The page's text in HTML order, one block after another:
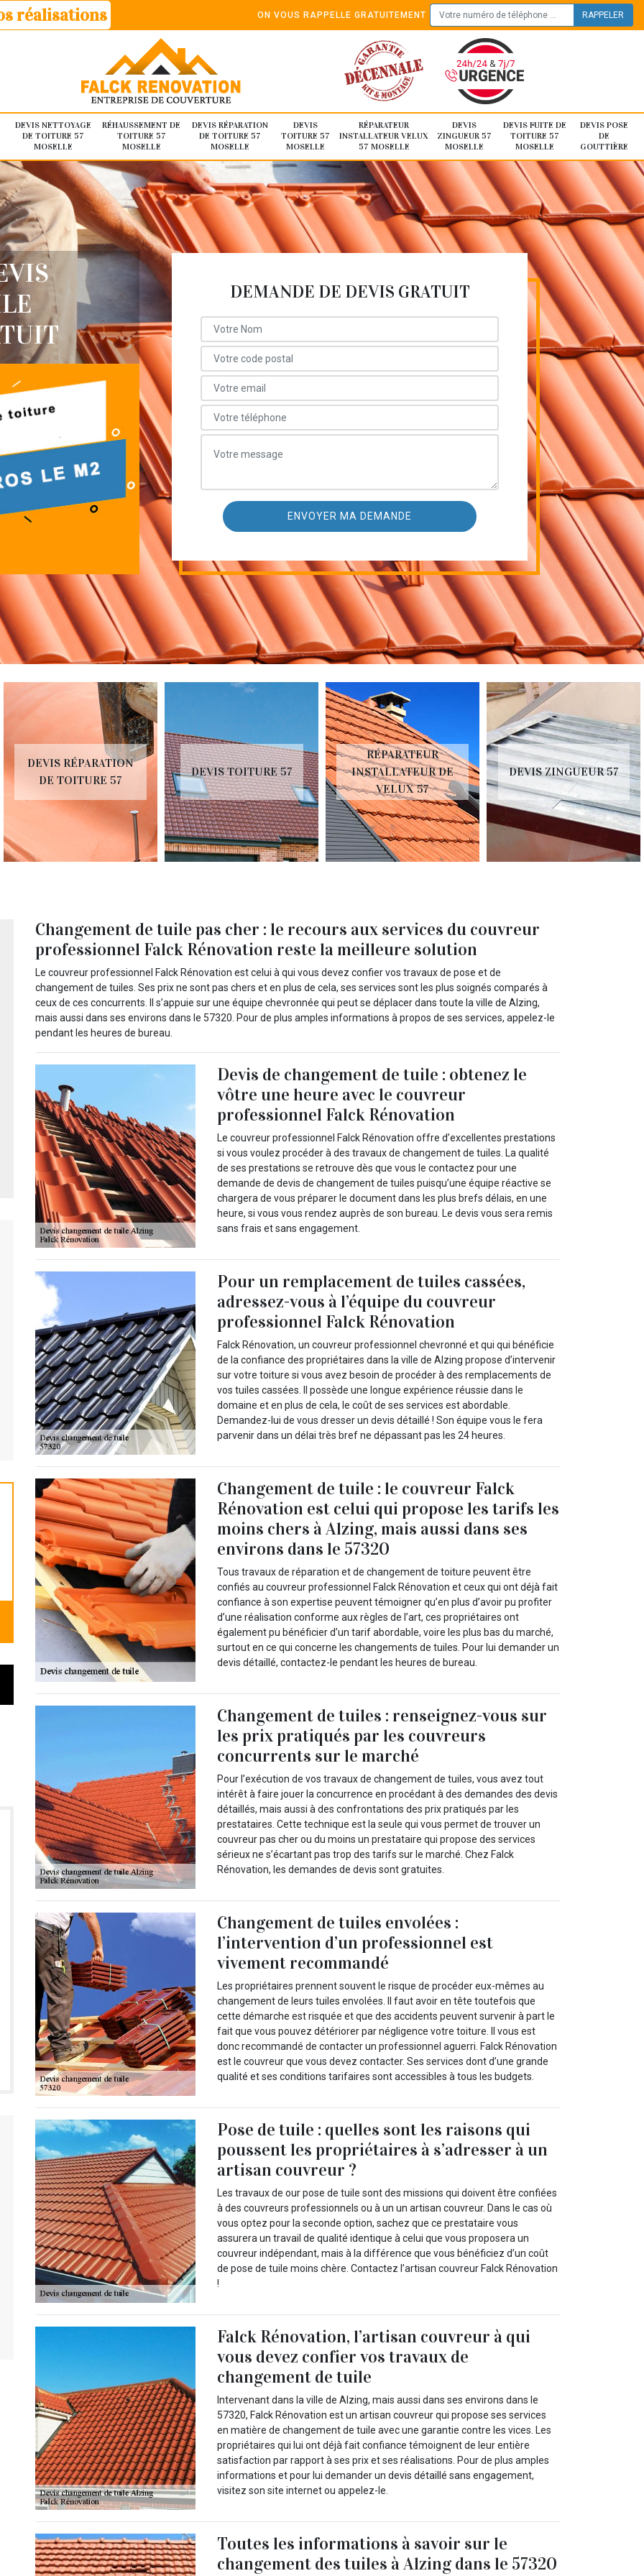
réalisations ON VOUS RAPPELLE GRATUITEMENT
DEVIS NETTOYAGE
DE TOITURE 57
MOSELLE
RÉHAUSSEMENT DE
TOITURE 57
MOSELLE
DEVIS RÉPARATION
DE TOITURE 57
MOSELLE
DEVIS
TOITURE 57
MOSELLE
RÉPARATEUR
INSTALLATEUR VELUX
57 MOSELLE
DEVIS
ZINGUEUR 57
MOSELLE
DEVIS FUITE DE
TOITURE 57
MOSELLE
DEVIS POSE
DE
GOUTTIÈRE
DEMANDE DE DEVIS GRATUIT
57
DEVIS TOITURE 57
RÉPARATEUR
INSTALLATEUR DE
VELUX 57
DEVIS ZINGUEUR 57
Changement de tuile pas cher : le recours aux services du couvreur
professionnel Falck Rénovation reste la meilleure solution
Le couvreur professionnel Falck Rénovation est celui à qui vous devez confier vos travaux de pose et de
changement de tuiles. Ses prix ne sont pas chers et en plus de cela, ses services sont les plus soignés comparés à
ceux de ces concurrents. Il s’appuie sur une équipe chevronnée qui peut se déplacer dans toute la ville de Alzing,
mais aussi dans ses environs dans le 57320. Pour de plus amples informations à propos de ses services, appelez-le
pendant les heures de bureau.
Devis de changement de tuile : obtenez le
vôtre une heure avec le couvreur
professionnel Falck Rénovation
Le couvreur professionnel Falck Rénovation offre d’excellentes prestations
si vous voulez procéder à des travaux de changement de tuiles. La qualité
de ses prestations se retrouve dès que vous le contactez pour une
demande de devis de changement de tuiles puisqu’une équipe réactive se
chargera de vous préparer le document dans les plus brefs délais, en une
heure, si vous vous rendez auprès de son bureau. Le devis vous sera remis
sans frais et sans engagement.
Pour un remplacement de tuiles cassées,
adressez-vous à l’équipe du couvreur
professionnel Falck Rénovation
Falck Rénovation, un couvreur professionnel chevronné et qui qui bénéficie
de la confiance des propriétaires dans la ville de Alzing propose d’intervenir
sur votre toiture si vous avez besoin de procéder à des remplacements de
vos tuiles cassées. Il possède une longue expérience réussie dans le
domaine et en plus de cela, le coût de ses services est abordable.
Demandez-lui de vous dresser un devis détaillé ! Son équipe vous le fera
parvenir dans un délai très bref ne dépassant pas les 24 heures.
Changement de tuile : le couvreur Falck
Rénovation est celui qui propose les tarifs les
moins chers à Alzing, mais aussi dans ses
environs dans le 57320
Tous travaux de réparation et de changement de toiture peuvent être
confiés au couvreur professionnel Falck Rénovation et ceux qui ont déjà fait
confiance à son expertise peuvent témoigner qu’en plus d’avoir pu profiter
d’une réalisation conforme aux règles de l’art, ces propriétaires ont
également pu bénéficier d’un tarif abordable, voire les plus bas du marché,
surtout en ce qui concerne les changements de tuiles. Pour lui demander un
devis détaillé, contactez-le pendant les heures de bureau.
Changement de tuiles : renseignez-vous sur
les prix pratiqués par les couvreurs
concurrents sur le marché
Pour l’exécution de vos travaux de changement de tuiles, vous avez tout
intérêt à faire jouer la concurrence en procédant à des demandes des devis
détaillés, mais aussi à des confrontations des prix pratiqués par les
prestataires. Cette technique est la seule qui vous permet de trouver un
couvreur pas cher ou du moins un prestataire qui propose des services
sérieux ne s’écartant pas trop des tarifs sur le marché. Chez Falck
Rénovation, les demandes de devis sont gratuites.
Changement de tuiles envolées :
l’intervention d’un professionnel est
vivement recommandé
Les propriétaires prennent souvent le risque de procéder eux-mêmes au
changement de leurs tuiles envolées. Il faut avoir en tête toutefois que
cette démarche est risquée et que des accidents peuvent survenir à part le
fait que vous pouvez détériorer par négligence votre toiture. Il vous est
donc recommandé de contacter un professionnel aguerri. Falck Rénovation
est le couvreur que vous devez contacter. Ses services dont d’une grande
qualité et ses conditions tarifaires sont accessibles à tous les budgets.
Pose de tuile : quelles sont les raisons qui
poussent les propriétaires à s’adresser à un
artisan couvreur ?
Les travaux de our pose de tuile sont des missions qui doivent être confiées
à des couvreurs professionnels ou à un un artisan couvreur. Dans le cas où
vous optez pour la seconde option, sachez que ce prestataire vous
assurera un travail de qualité identique à celui que vous proposera un
couvreur indépendant, mais à la différence que vous bénéficiez d’un coût
de pose de tuile moins chère. Contactez l’artisan couvreur Falck Rénovation
!
Falck Rénovation, l’artisan couvreur à qui
vous devez confier vos travaux de
changement de tuile
Intervenant dans la ville de Alzing, mais aussi dans ses environs dans le
57320, Falck Rénovation est un artisan couvreur qui propose ses services
en matière de changement de tuile avec une garantie contre les vices. Les
propriétaires qui lui ont déjà fait confiance témoignent de leur entière
satisfaction par rapport à ses prix et ses réalisations. Pour de plus amples
informations et pour lui demander un devis détaillé sans engagement,
visitez son site internet ou appelez-le.
Toutes les informations à savoir sur le
changement des tuiles à Alzing dans le 57320